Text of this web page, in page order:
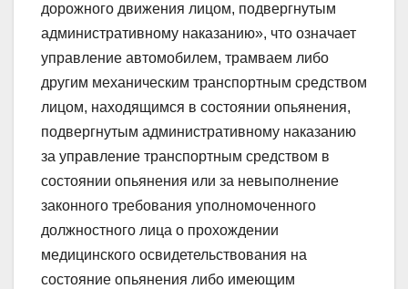
дорожного движения лицом, подвергнутым
административному наказанию», что означает
управление автомобилем, трамваем либо
другим механическим транспортным средством
лицом, находящимся в состоянии опьянения,
подвергнутым административному наказанию
за управление транспортным средством в
состоянии опьянения или за невыполнение
законного требования уполномоченного
должностного лица о прохождении
медицинского освидетельствования на
состояние опьянения либо имеющим